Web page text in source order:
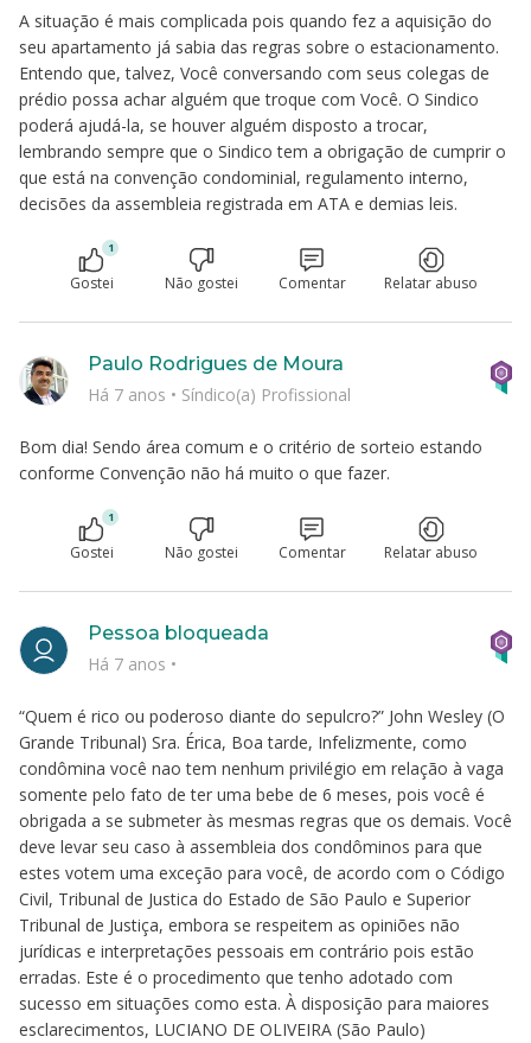
A situação é mais complicada pois quando fez a aquisição do
seu apartamento já sabia das regras sobre o estacionamento.
Entendo que, talvez, Você conversando com seus colegas de
prédio possa achar alguém que troque com Você. O Sindico
poderá ajudá-la, se houver alguém disposto a trocar,
lembrando sempre que o Sindico tem a obrigação de cumprir o
que está na convenção condominial, regulamento interno,
decisões da assembleia registrada em ATA e demias leis.
1
Gostei Não gostei Comentar Relatar abuso
Bom dia! Sendo área comum e o critério de sorteio estando
conforme Convenção não há muito o que fazer.
Paulo Rodrigues de Moura
Há 7 anos • Síndico(a) Profissional
1
Gostei Não gostei Comentar Relatar abuso
“Quem é rico ou poderoso diante do sepulcro?” John Wesley (O
Grande Tribunal) Sra. Érica, Boa tarde, Infelizmente, como
condômina você nao tem nenhum privilégio em relação à vaga
somente pelo fato de ter uma bebe de 6 meses, pois você é
obrigada a se submeter às mesmas regras que os demais. Você
deve levar seu caso à assembleia dos condôminos para que
estes votem uma exceção para você, de acordo com o Código
Civil, Tribunal de Justica do Estado de São Paulo e Superior
Tribunal de Justiça, embora se respeitem as opiniões não
jurídicas e interpretações pessoais em contrário pois estão
erradas. Este é o procedimento que tenho adotado com
sucesso em situações como esta. À disposição para maiores
esclarecimentos, LUCIANO DE OLIVEIRA (São Paulo)
Pessoa bloqueada
Há 7 anos •